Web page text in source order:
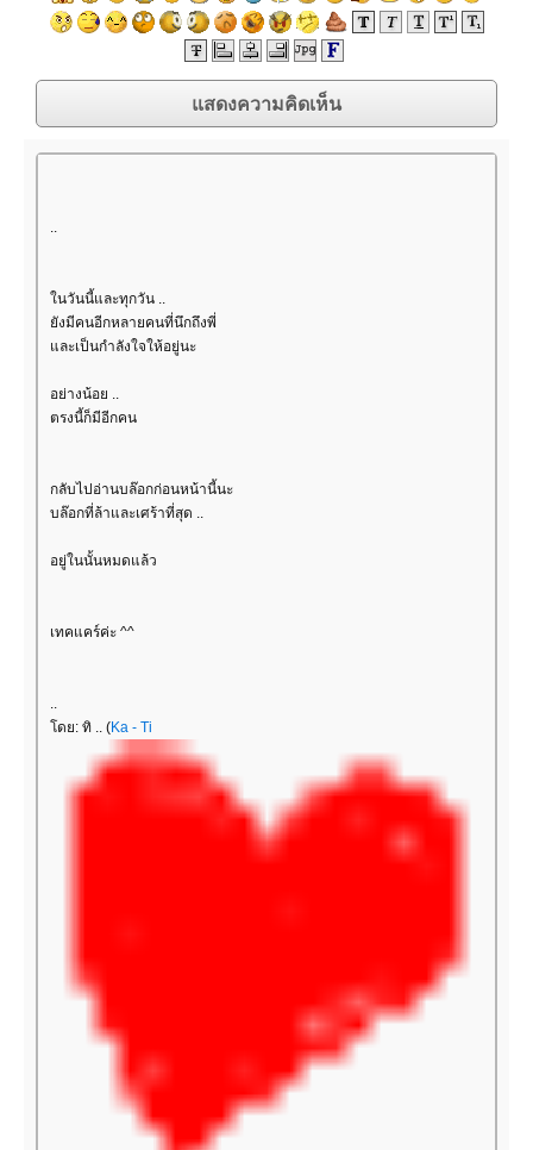
..
นวันนี้และทุกวัน ..
ังมีคนอีกหลายคนที่นึกถึงพี่
ละเป็นกำลังใจให้อยู่นะ
อย่างน้อย ..
ตรงนี้ก็มีอีกคน
กลับไปอ่านบล๊อกก่อนหน้านี้นะ
บล๊อกที่ล้าและเศร้าที่สุด ..
อยู่ในนั้นหมดแล้ว
เทคแคร์ค่ะ ^^
..
ดย: ทิ .. (Ka - Ti